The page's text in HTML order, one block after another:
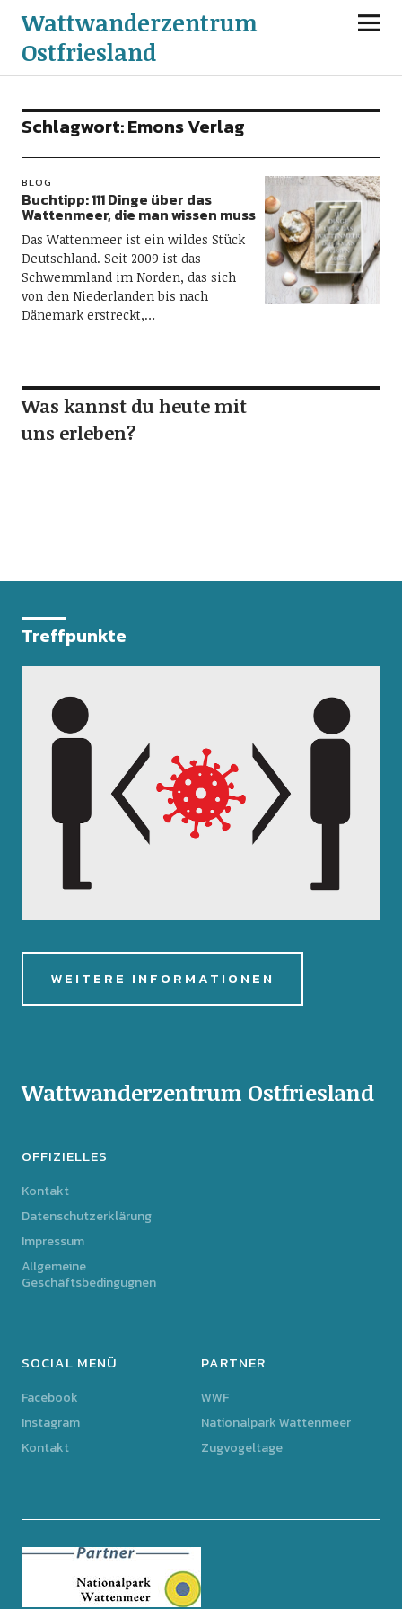
Wattwanderzentrum
Ostfriesland
Schlagwort:Emons Verlag
BLOG
Buchtipp: 111 Dinge über das
Wattenmeer, die man wissen muss
Das Wattenmeer ist ein wildes Stück
Deutschland. Seit 2009 ist das
Schwemmland im Norden, das sich
von den Niederlanden bis nach
Dänemark erstreckt,…
Was kannst du heute mit
uns erleben?
Treffpunkte
WEITERE INFORMATIONEN
Wattwanderzentrum Ostfriesland
OFFIZIELLES
Kontakt
Datenschutzerklärung
Impressum
Allgemeine
Geschäftsbedingugnen
SOCIAL MENÜ
Facebook
Instagram
Kontakt
PARTNER
WWF
Nationalpark Wattenmeer
Zugvogeltage